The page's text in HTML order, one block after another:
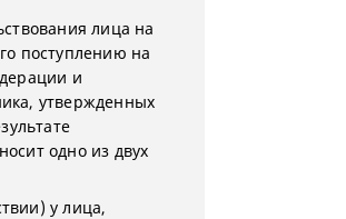
лица на
поступлению на
и
утвержденных
одно из двух
у лица,